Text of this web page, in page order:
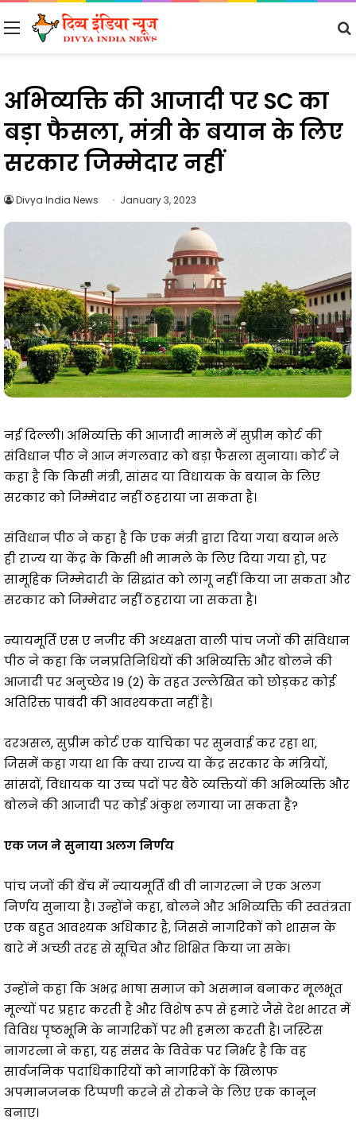
Menu
अभिव्यक्ति की आजादी पर SC का
बड़ा फैसला, मंत्री के बयान के लिए
सरकार जिम्मेदार नहीं
Divya India News January 3, 2023
नई दिल्ली। अभिव्यक्ति की आजादी मामले में सुप्रीम कोर्ट की
संविधान पीठ ने आज मंगलवार को बड़ा फैसला सुनाया। कोर्ट ने
कहा है कि किसी मंत्री, सांसद या विधायक के बयान के लिए
सरकार को जिम्मेदार नहीं ठहराया जा सकता है।
संविधान पीठ ने कहा है कि एक मंत्री द्वारा दिया गया बयान भले
ही राज्य या केंद्र के किसी भी मामले के लिए दिया गया हो, पर
सामूहिक जिम्मेदारी के सिद्धांत को लागू नहीं किया जा सकता और
सरकार को जिम्मेदार नहीं ठहराया जा सकता है।
न्यायमूर्ति एस ए नजीर की अध्यक्षता वाली पांच जजों की संविधान
पीठ ने कहा कि जनप्रतिनिधियों की अभिव्यक्ति और बोलने की
आजादी पर अनुच्छेद 19 (2) के तहत उल्लेखित को छोड़कर कोई
अतिरिक्त पाबंदी की आवश्यकता नहीं है।
दरअसल, सुप्रीम कोर्ट एक याचिका पर सुनवाई कर रहा था,
जिसमें कहा गया था कि क्या राज्य या केंद्र सरकार के मंत्रियों,
सांसदों, विधायक या उच्च पदों पर बैठे व्यक्तियों की अभिव्यक्ति और
बोलने की आजादी पर कोई अंकुश लगाया जा सकता है?
एक जज ने सुनाया अलग निर्णय
पांच जजों की बेंच में न्यायमूर्ति बी वी नागरत्ना ने एक अलग
निर्णय सुनाया है। उन्होंने कहा, बोलने और अभिव्यक्ति की स्वतंत्रता
एक बहुत आवश्यक अधिकार है, जिससे नागरिकों को शासन के
बारे में अच्छी तरह से सूचित और शिक्षित किया जा सके।
उन्होंने कहा कि अभद्र भाषा समाज को असमान बनाकर मूलभूत
मूल्यों पर प्रहार करती है और विशेष रूप से हमारे जैसे देश भारत में
विविध पृष्ठभूमि के नागरिकों पर भी हमला करती है। जस्टिस
नागरत्ना ने कहा, यह संसद के विवेक पर निर्भर है कि वह
सार्वजनिक पदाधिकारियों को नागरिकों के खिलाफ
अपमानजनक टिप्पणी करने से रोकने के लिए एक कानून
बनाए।